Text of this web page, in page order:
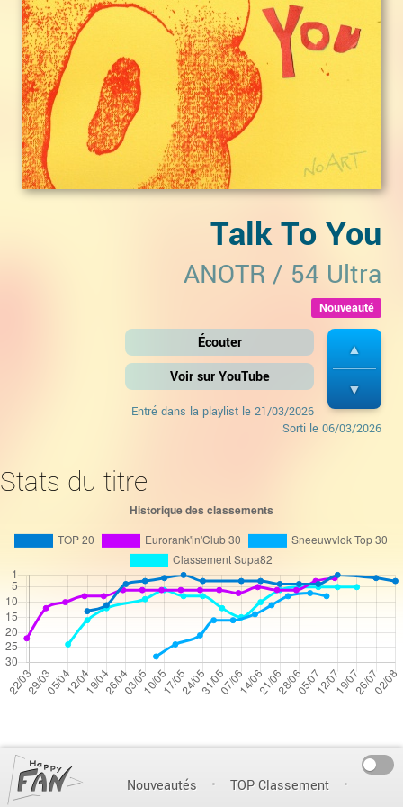
Talk To You
ANOTR / 54 Ultra
Nouveauté
Écouter
Voir sur YouTube
Entré dans la playlist le 21/03/2026
Sorti le 06/03/2026
Stats du titre
Nouveautés TOP Classement
On